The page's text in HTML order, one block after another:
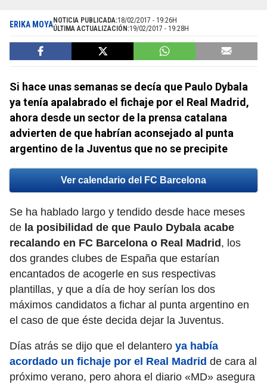
ERIKA MOYANOTICIA PUBLICADA:18/02/2017 - 19:26H
ÚLTIMA ACTUALIZACIÓN:19/02/2017 - 19:28H
Si hace unas semanas se decía que Paulo Dybala
ya tenía apalabrado el fichaje por el Real Madrid,
ahora desde un sector de la prensa catalana
advierten de que habrían aconsejado al punta
argentino de la Juventus que no se precipite
Ver calendario del FC Barcelona
Se ha hablado largo y tendido desde hace meses
de la posibilidad de que Paulo Dybala acabe
recalando en FC Barcelona o Real Madrid , los
dos grandes clubes de España que estarían
encantados de acogerle en sus respectivas
plantillas, y que a día de hoy serían los dos
máximos candidatos a fichar al punta argentino en
el caso de que éste decida dejar la Juventus.
Días atrás se dijo que el delantero ya había
acordado un fichaje por el Real Madrid de cara al
próximo verano, pero ahora el diario «MD» asegura